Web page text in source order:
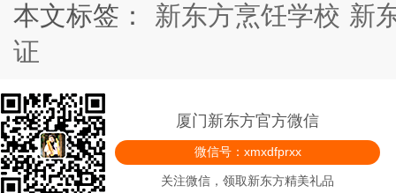
本文标签： 新东方烹饪学校 新
证
厦门新东方官方微信
微信号：xmxdfprxx
关注微信，领取新东方精美礼品